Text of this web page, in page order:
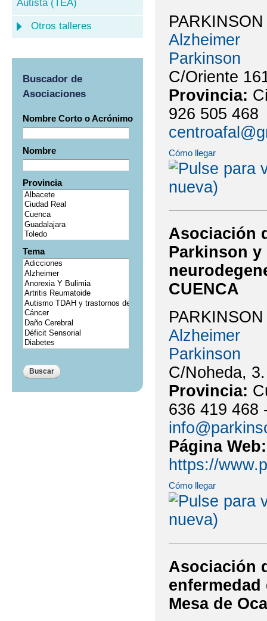
Autista (TEA)
Otros talleres
Buscador de
Asociaciones
Nombre Corto o Acrónimo
Nombre
Provincia
Tema
Alzheimer
Parkinson
C/Oriente
Provincia:
926 505 468
Cómo llegar
Asociación
Parkinson y
CUENCA
Alzheimer
Parkinson
C/Noheda,
Provincia:
636 419 468
Página
https://
Cómo llegar
Asociación
Mesa de